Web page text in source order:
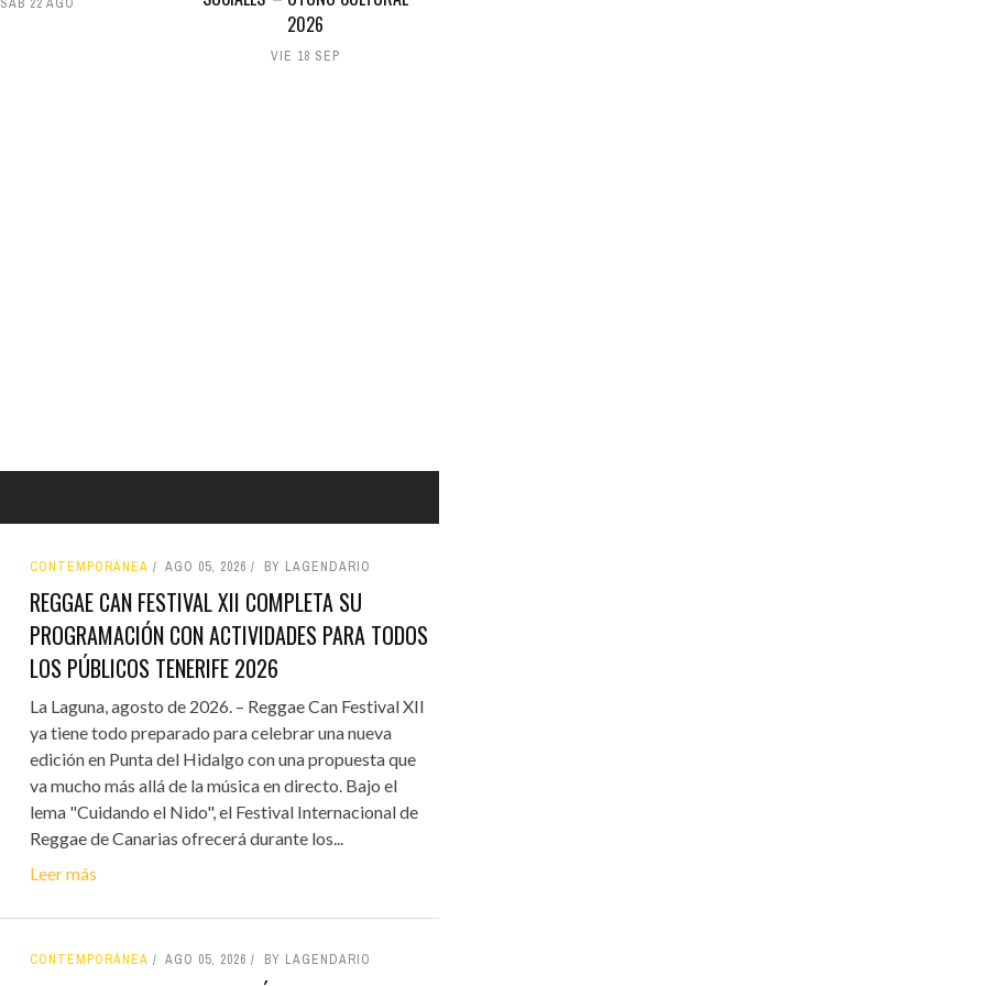
2026
VIE 18 SEP
CONTEMPORÁNEA AGO 05, 2026 BY LAGENDARIO
REGGAE CAN FESTIVAL XII COMPLETA SU
PROGRAMACIÓN CON ACTIVIDADES PARA TODOS
LOS PÚBLICOS TENERIFE 2026
La Laguna, agosto de 2026. – Reggae Can Festival XII
ya tiene todo preparado para celebrar una nueva
edición en Punta del Hidalgo con una propuesta que
va mucho más allá de la música en directo. Bajo el
lema "Cuidando el Nido", el Festival Internacional de
Reggae de Canarias ofrecerá durante los...
Leer más
CONTEMPORÁNEA AGO 05, 2026 BY LAGENDARIO